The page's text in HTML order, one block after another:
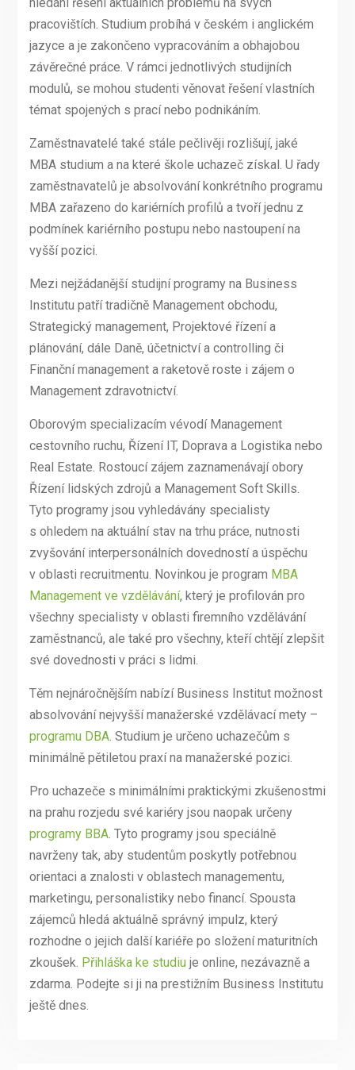
pracovištích. Studium probíhá v českém i anglickém
jazyce a je zakončeno vypracováním a obhajobou
závěrečné práce. V rámci jednotlivých studijních
modulů, se mohou studenti věnovat řešení vlastních
témat spojených s prací nebo podnikáním.
Zaměstnavatelé také stále pečlivěji rozlišují, jaké
MBA studium a na které škole uchazeč získal. U řady
zaměstnavatelů je absolvování konkrétního programu
MBA zařazeno do kariérních profilů a tvoří jednu z
podmínek kariérního postupu nebo nastoupení na
vyšší pozici.
Mezi nejžádanější studijní programy na Business
Institutu patří tradičně Management obchodu,
Strategický management, Projektové řízení a
plánování, dále Daně, účetnictví a controlling či
Finanční management a raketově roste i zájem o
Management zdravotnictví.
Oborovým specializacím vévodí Management
cestovního ruchu, Řízení IT, Doprava a Logistika nebo
Real Estate. Rostoucí zájem zaznamenávají obory
Řízení lidských zdrojů a Management Soft Skills.
Tyto programy jsou vyhledávány specialisty
s ohledem na aktuální stav na trhu práce, nutnosti
zvyšování interpersonálních dovedností a úspěchu
v oblasti recruitmentu. Novinkou je program MBA
Management ve vzdělávání, který je profilován pro
všechny specialisty v oblasti firemního vzdělávání
zaměstnanců, ale také pro všechny, kteří chtějí zlepšit
své dovednosti v práci s lidmi.
Těm nejnáročnějším nabízí Business Institut možnost
absolvování nejvyšší manažerské vzdělávací mety –
programu DBA. Studium je určeno uchazečům s
minimálně pětiletou praxí na manažerské pozici.
Pro uchazeče s minimálními praktickými zkušenostmi
na prahu rozjedu své kariéry jsou naopak určeny
programy BBA. Tyto programy jsou speciálně
navrženy tak, aby studentům poskytly potřebnou
orientaci a znalosti v oblastech managementu,
marketingu, personalistiky nebo financí. Spousta
zájemců hledá aktuálně správný impulz, který
rozhodne o jejich další kariéře po složení maturitních
zkoušek. Přihláška ke studiuje online, nezávazně a
zdarma. Podejte si ji na prestižním Business Institutu
ještě dnes.